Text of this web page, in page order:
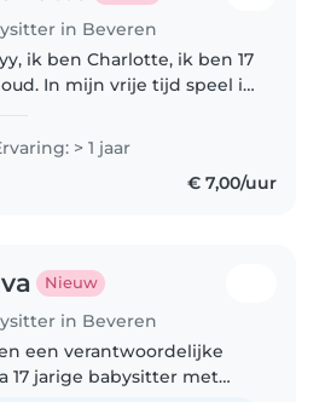
in Beveren
ik ben Charlotte, ik ben 17
oud. In mijn vrije tijd speel ik
vriendinnen. Ik geef al
jaren sportkampjes aan
> 1 jaar
€ 7,00/uur
Nieuw
in Beveren
een verantwoordelijke
17 jarige babysitter met